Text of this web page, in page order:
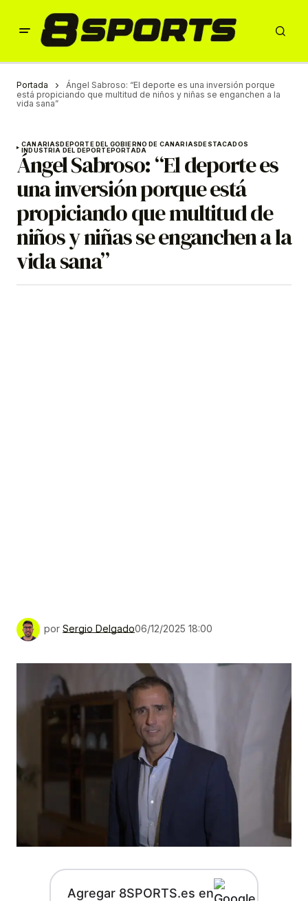
Portada
Ángel Sabroso: “El deporte es una inversión porque
está propiciando que multitud de niños y niñas se enganchen a la
vida sana”
CANARIASDEPORTE DEL GOBIERNO DE CANARIASDESTACADOS
INDUSTRIA DEL DEPORTEPORTADA
Ángel Sabroso: “El deporte es
una inversión porque está
propiciando que multitud de
niños y niñas se enganchen a la
vida sana”
por Sergio Delgado06/12/2025 18:00
Agregar 8SPORTS.es en